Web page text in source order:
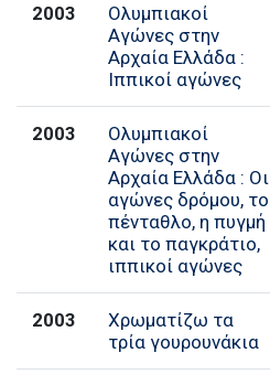
2003
Ολυμπιακοί
Αγώνες στην
Αρχαία Ελλάδα :
Ιππικοί αγώνες
2003
Ολυμπιακοί
Αγώνες στην
Αρχαία Ελλάδα : Οι
αγώνες δρόμου, το
πένταθλο, η πυγμή
και το παγκράτιο,
ιππικοί αγώνες
2003
Χρωματίζω τα
τρία γουρουνάκια